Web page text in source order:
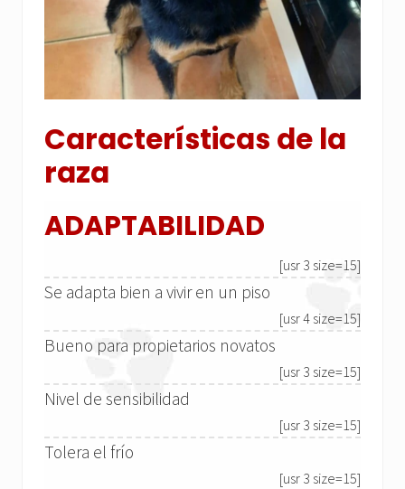
Características de la
raza
ADAPTABILIDAD
[usr 3 size=15]
Se adapta bien a vivir en un piso
[usr 4 size=15]
Bueno para propietarios novatos
[usr 3 size=15]
Nivel de sensibilidad
[usr 3 size=15]
Tolera el frío
[usr 3 size=15]